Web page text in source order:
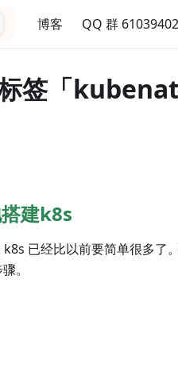
博客 QQ 群
签「
建k8s
已经比以前要简单很多了
。